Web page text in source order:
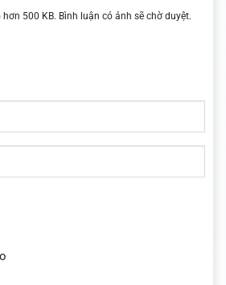
500 KB. Bình luận có ảnh sẽ chờ duyệt.